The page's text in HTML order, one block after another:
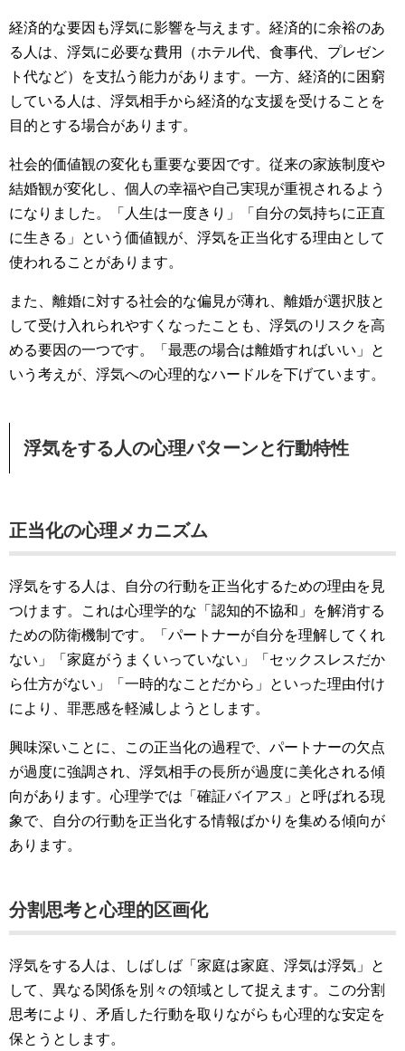
経済的な要因も浮気に影響を与えます。経済的に余裕のあ
る人は、浮気に必要な費用（ホテル代、食事代、プレゼン
ト代など）を支払う能力があります。一方、経済的に困窮
している人は、浮気相手から経済的な支援を受けることを
目的とする場合があります。
社会的価値観の変化も重要な要因です。従来の家族制度や
結婚観が変化し、個人の幸福や自己実現が重視されるよう
になりました。「人生は一度きり」「自分の気持ちに正直
に生きる」という価値観が、浮気を正当化する理由として
使われることがあります。
また、離婚に対する社会的な偏見が薄れ、離婚が選択肢と
して受け入れられやすくなったことも、浮気のリスクを高
める要因の一つです。「最悪の場合は離婚すればいい」と
いう考えが、浮気への心理的なハードルを下げています。
浮気をする人の心理パターンと行動特性
正当化の心理メカニズム
浮気をする人は、自分の行動を正当化するための理由を見
つけます。これは心理学的な「認知的不協和」を解消する
ための防衛機制です。「パートナーが自分を理解してくれ
ない」「家庭がうまくいっていない」「セックスレスだか
ら仕方がない」「一時的なことだから」といった理由付け
により、罪悪感を軽減しようとします。
興味深いことに、この正当化の過程で、パートナーの欠点
が過度に強調され、浮気相手の長所が過度に美化される傾
向があります。心理学では「確証バイアス」と呼ばれる現
象で、自分の行動を正当化する情報ばかりを集める傾向が
あります。
分割思考と心理的区画化
浮気をする人は、しばしば「家庭は家庭、浮気は浮気」と
して、異なる関係を別々の領域として捉えます。この分割
思考により、矛盾した行動を取りながらも心理的な安定を
保とうとします。